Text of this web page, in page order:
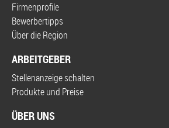
Firmenprofile
Bewerbertipps
Über die Region
ARBEITGEBER
Stellenanzeige schalten
Produkte und Preise
ÜBER UNS